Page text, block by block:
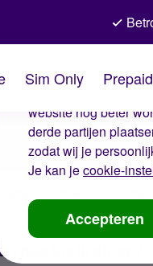
De
Wij gebruiken
website nog beter
derde partijen
zodat wij je
Je kan jecookie-
Accepteren
Sim Only Prepaid
sms'en, netwerk en
hoe los ik dit op?